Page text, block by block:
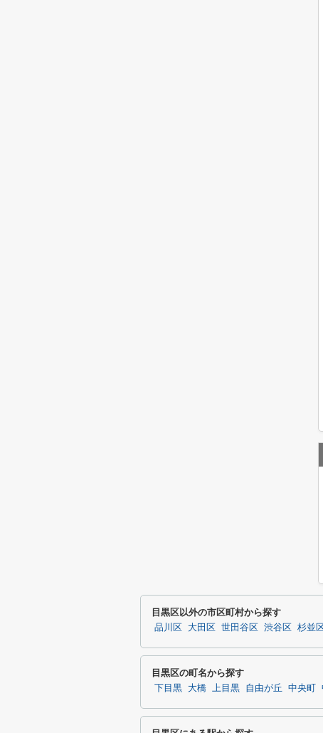
目黒区以外の市区町村から探す
品川区 大田区 世田谷区 渋谷区 杉並区
目黒区の町名から探す
下目黒 大橋 上目黒 自由が丘 中央町